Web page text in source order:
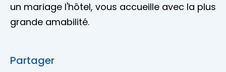
un mariage l'hôtel, vous accueille avec la plus
grande amabilité.
Partager